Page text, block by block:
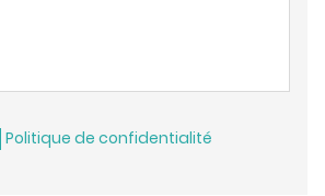
Politique de confidentialité